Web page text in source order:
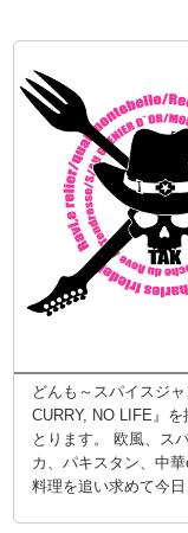
どんも～スパイスジ
CURRY, NO LIFE』
とります。 欧風、ス
カ、パキスタン、中
料理を追い求めて今